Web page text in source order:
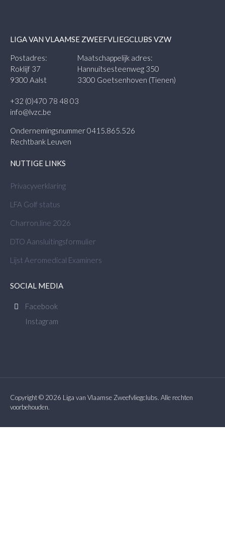
LIGA VAN VLAAMSE ZWEEFVLIEGCLUBS VZW
Postadres:
Roklijf 37
9300 Aalst
Maatschappelijk adres:
Hannuitsesteenweg 350
3300 Goetsenhoven (Tienen)
+32 (0)470 78 48 03
info@lvzc.be
Ondernemingsnummer 0415.865.526
Rechtbank Leuven
NUTTIGE LINKS
Privacyverklaring
LFA Golf status
Charron.line 2026
DTO Aansluitingsformulier
Lijst Aeromedical Examiners
SOCIAL MEDIA
Facebook
Instagram
Copyright © 2026 Liga van Vlaamse Zweefvliegclubs. Alle rechten
voorbehouden.